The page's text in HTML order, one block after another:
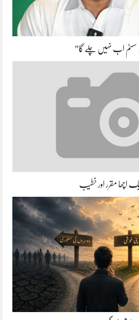
سسٹم اب نہیں چلے گا”
اچھا مقرر اور خطیب